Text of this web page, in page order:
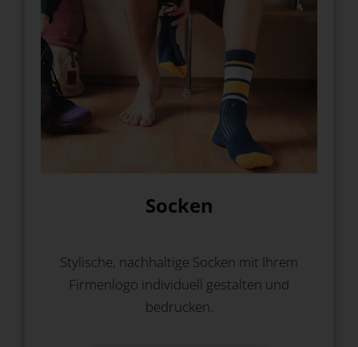
Socken
Stylische, nachhaltige Socken mit Ihrem
Firmenlogo individuell gestalten und
bedrucken.